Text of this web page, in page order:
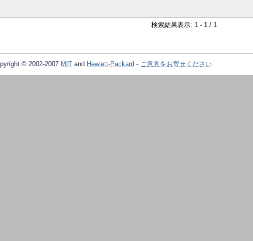
検索結果表示: 1 - 1 / 1
© 2002-2007 MIT and Hewlett-Packard - ご意見をお寄せください